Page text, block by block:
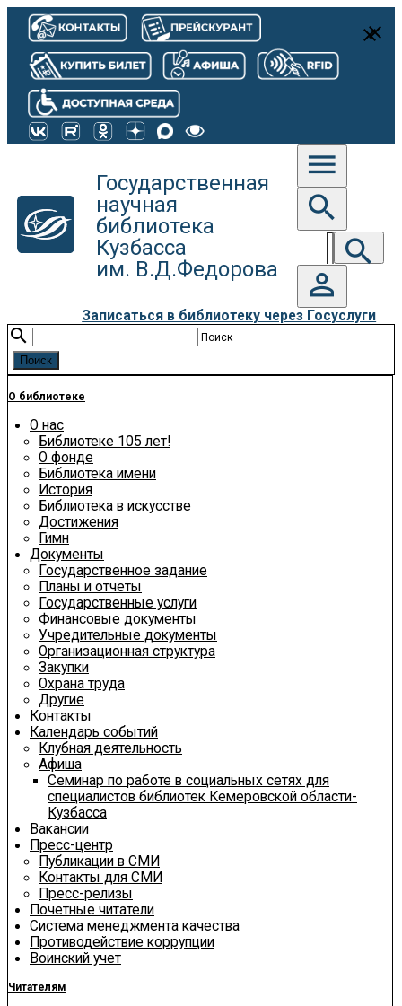
Государственная
научная
библиотека
Кузбасса
им. В.Д.Федорова
menu
search
search
person_outline
Записаться в библиотеку через Госуслуги
close
search Поиск
О библиотеке
О нас
Библиотеке 105 лет!
О фонде
Библиотека имени
История
Библиотека в искусстве
Достижения
Гимн
Документы
Государственное задание
Планы и отчеты
Государственные услуги
Финансовые документы
Учредительные документы
Организационная структура
Закупки
Охрана труда
Другие
Контакты
Календарь событий
Клубная деятельность
Афиша
Семинар по работе в социальных сетях для
специалистов библиотек Кемеровской области-
Кузбасса
Вакансии
Пресс-центр
Публикации в СМИ
Контакты для СМИ
Пресс-релизы
Почетные читатели
Система менеджмента качества
Противодействие коррупции
Воинский учет
Читателям
close